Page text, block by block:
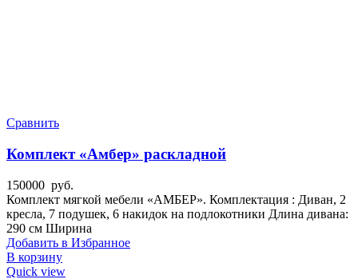
Сравнить
Комплект «Амбер» раскладной
150000 руб.
Комплект мягкой мебели «АМБЕР». Комплектация : Диван, 2
кресла, 7 подушек, 6 накидок на подлокотники Длина дивана:
290 см Ширина
Добавить в Избранное
В корзину
Quick view